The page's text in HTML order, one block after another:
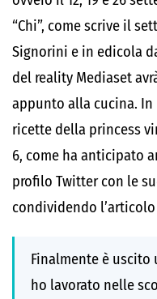
“Chi”, come scrive il
Signorini e in edicola
del reality Mediaset
appunto alla cucina.
ricette della princess
6, come ha anticipato
profilo Twitter con le
condividendo
Finalmente è
ho lavorato nelle